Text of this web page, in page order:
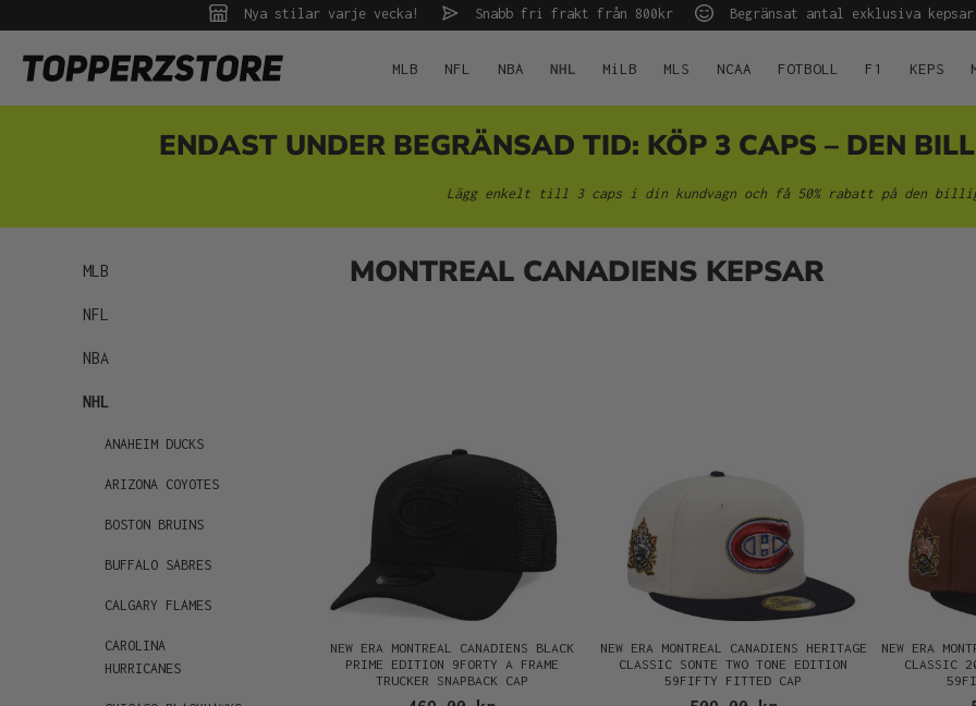
Hoppa till huvudnavigering
Nya stilar varje vecka! Snabb fri frakt från 800kr Begränsat antal exklusiva
MLB NFL NBA NHL MiLB MLS NCAA FOTBOLL F1 KEPS
ENDAST UNDER BEGRÄNSAD TID: KÖP 3 CAPS – DEN
Lägg enkelt till 3 caps i din kundvagn och få 50% rabatt på den
MLB
NFL
NBA
NHL
ANAHEIM DUCKS
ARIZONA COYOTES
BOSTON BRUINS
BUFFALO SABRES
CALGARY FLAMES
CAROLINA
HURRICANES
MONTREAL CANADIENS KEPSAR
NEW ERA MONTREAL CANADIENS BLACK
PRIME EDITION 9FORTY A FRAME
TRUCKER SNAPBACK CAP
NEW ERA MONTREAL CANADIENS HERITAGE
CLASSIC SONTE TWO TONE EDITION
59FIFTY FITTED CAP
NEW ERA
CLASSIC